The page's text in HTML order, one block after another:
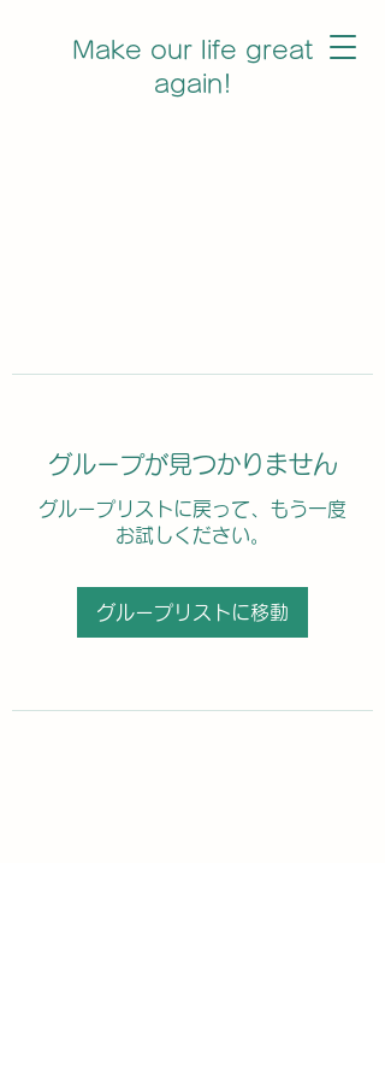
Make our life great
again!
グループが見つかりません
グループリストに戻って、もう一度
お試しください。
グループリストに移動